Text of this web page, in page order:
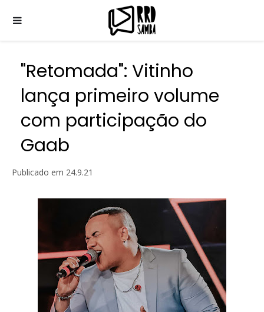
"Retomada": Vitinho
lança primeiro volume
com participação do
Gaab
Publicado em 24.9.21